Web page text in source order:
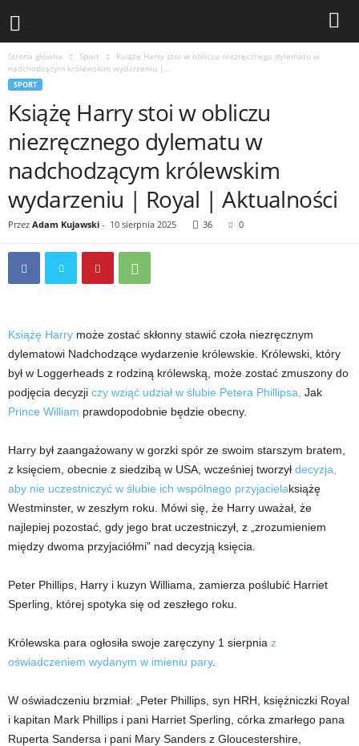
Strona główna Sport
Książę Harry stoi w obliczu niezręcznego dylematu w
nadchodzącym królewskim wydarzeniu |...
SPORT
Książę Harry stoi w obliczu
niezręcznego dylematu w
nadchodzącym królewskim
wydarzeniu | Royal | Aktualności
Przez Adam Kujawski - 10 sierpnia 2025 36 0
Książę Harry może zostać skłonny stawić czoła niezręcznym
dylematowi Nadchodzące wydarzenie królewskie. Królewski, który
był w Loggerheads z rodziną królewską, może zostać zmuszony do
podjęcia decyzji czy wziąć udział w ślubie Petera Phillipsa, Jak
Prince William prawdopodobnie będzie obecny.
Harry był zaangażowany w gorzki spór ze swoim starszym bratem,
z księciem, obecnie z siedzibą w USA, wcześniej tworzył decyzja,
aby nie uczestniczyć w ślubie ich wspólnego przyjacielaksiążę
Westminster, w zeszłym roku. Mówi się, że Harry uważał, że
najlepiej pozostać, gdy jego brat uczestniczył, z „zrozumieniem
między dwoma przyjaciółmi” nad decyzją księcia.
Peter Phillips, Harry i kuzyn Williama, zamierza poślubić Harriet
Sperling, której spotyka się od zeszłego roku.
Królewska para ogłosiła swoje zaręczyny 1 sierpnia z
oświadczeniem wydanym w imieniu pary.
W oświadczeniu brzmiał: „Peter Phillips, syn HRH, księżniczki Royal
i kapitan Mark Phillips i pani Harriet Sperling, córka zmarłego pana
Ruperta Sandersa i pani Mary Sanders z Gloucestershire,